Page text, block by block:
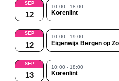
SEP
12
10:00 - 18:00
Korenlint
SEP
12
10:00 - 19:00
Eigenwijs Bergen op
SEP
13
10:00 - 18:00
Korenlint